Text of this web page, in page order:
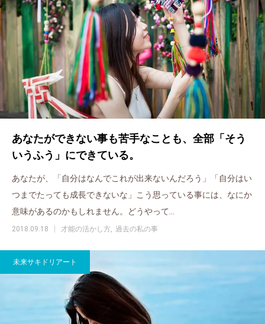
あなたができない事も苦手なことも、全部「そう
いうふう」にできている。
あなたが、「自分はなんでこれが出来ないんだろう」「自分はい
つまでたっても成長できないな」こう思っている事には、なにか
意味があるのかもしれません。どうやって…
2018.09.18 才能の活かし方 過去の私の事
未来サキドリアート